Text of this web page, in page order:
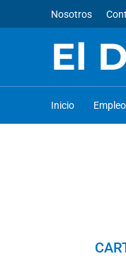
Nosotros
El
Inicio Empleo